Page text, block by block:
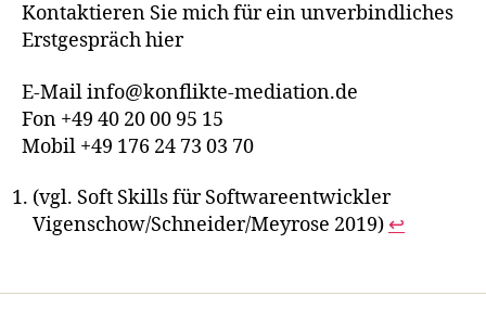
Kontaktieren Sie mich für ein unverbindliches
Erstgespräch hier
E-Mail info@konflikte-mediation.de
Fon +49 40 20 00 95 15
Mobil +49 176 24 73 03 70
(vgl. Soft Skills für Softwareentwickler
Vigenschow/Schneider/Meyrose 2019) ↩︎